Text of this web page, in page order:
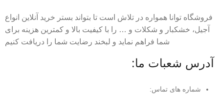
فروشگاه توانا همواره در تلاش است تا بتواند بستر خرید آنلاین انواع
آجیل، خشکبار و شکلات و … را با کیفیت بالا و کمترین هزینه برای
شما فراهم نماید و لبخند رضایت شما را دریافت کنیم
آدرس شعبات ما:
شماره های تماس: